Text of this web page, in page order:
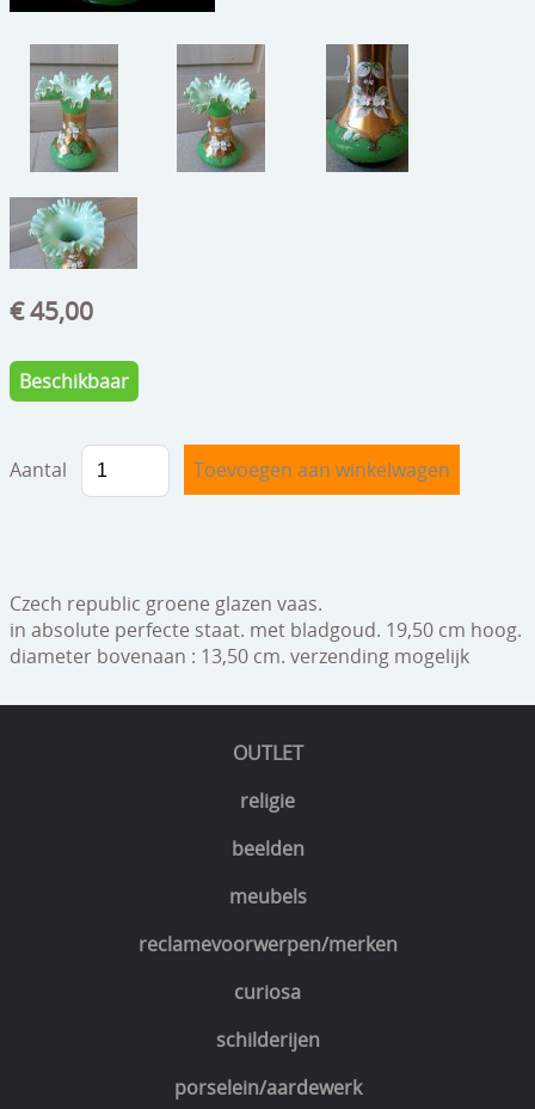
medailles/munten/bankbiljetten
ets/tekening/litho/gravure
glaswerk
lamp/luchter
speelgoed
zilverwerk
klokken
spiegels
tapijten
boeken
OUTLET
religie
beelden
meubels
reclamevoorwerpen/merken
curiosa
schilderijen
porselein/aardewerk
€ 45,00
Beschikbaar
Aantal
Czech republic groene glazen vaas.
in absolute perfecte staat. met bladgoud. 19,50 cm hoog.
diameter bovenaan : 13,50 cm. verzending mogelijk